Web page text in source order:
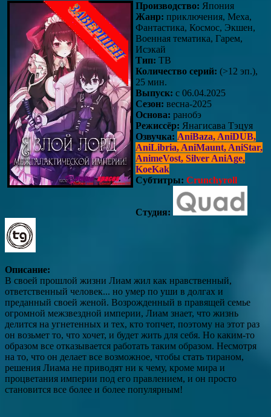
Производство: Япония
Жанр: приключения, Меха,
Фантастика, Космос, Экшен,
Военная тематика, Гарем,
Исэкай
Тип: ТВ
Количество серий: (>12 эп.),
25 мин.
Выпуск: c 06.04.2025
Сезон: весна-2025
Основа: ранобэ
Режиссёр: Янагисава Тэцуя
Озвучка: AniBaza, AniDUB,
AniLibria, AniMaunt, AniStar,
AnimeVost, Silver AniAge,
KoeKak
Субтитры: Crunchyroll
Студия:
Описание:
В своей прошлой жизни Лиам жил как нравственный,
ответственный человек... но умер по уши в долгах и
преданный своей женой. Возрожденный в правящей семье
огромной межзвездной империи, Лиам знает, что жизнь
делится на угнетенных и тех, кто топчет, поэтому на этот раз
он возьмет то, что хочет, и будет жить для себя. Но каким-то
образом все отказывается работать таким образом. Несмотря
на то, что он делает все возможное, чтобы стать тираном,
решения Лиама не приводят ни к чему, кроме мира и
процветания империи под его правлением, и он просто
становится все более и более популярным!